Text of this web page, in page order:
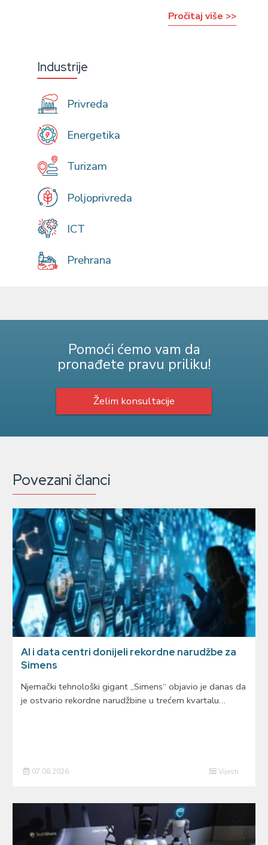
Pročitaj više >>
Industrije
Privreda
Energetika
Turizam
Poljoprivreda
ICT
Prehrana
Pomoći ćemo vam da
pronađete pravu priliku!
Želim konsultacije
Povezani članci
AI i data centri donijeli rekordne narudžbe za
Simens
Njemački tehnološki gigant „Simens“ objavio je danas da
je ostvario rekordne narudžbine u trećem kvartalu…
07.08.2026 Vijesti